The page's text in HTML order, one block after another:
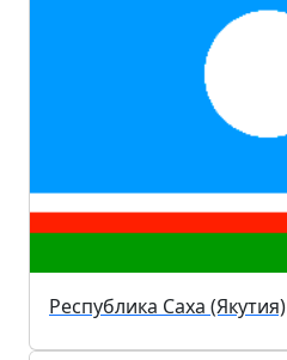
Республика Саха (Якутия)